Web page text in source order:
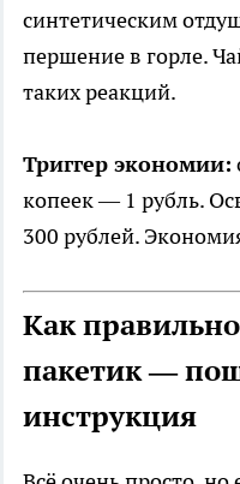
синтетическим
першение в горле.
таких реакций.
Триггер экономии:
копеек — 1 рубль.
300 рублей.
Как
пакетик —
инструкция